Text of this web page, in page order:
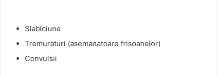
Slabiciune
Tremuraturi (asemanatoare frisoanelor)
Convulsii